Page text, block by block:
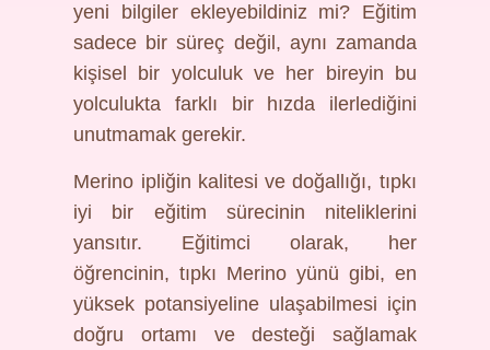
yeni bilgiler ekleyebildiniz mi? Eğitim
sadece bir süreç değil, aynı zamanda
kişisel bir yolculuk ve her bireyin bu
yolculukta farklı bir hızda ilerlediğini
unutmamak gerekir.
Merino ipliğin kalitesi ve doğallığı, tıpkı
iyi bir eğitim sürecinin niteliklerini
yansıtır. Eğitimci olarak, her
öğrencinin, tıpkı Merino yünü gibi, en
yüksek potansiyeline ulaşabilmesi için
doğru ortamı ve desteği sağlamak